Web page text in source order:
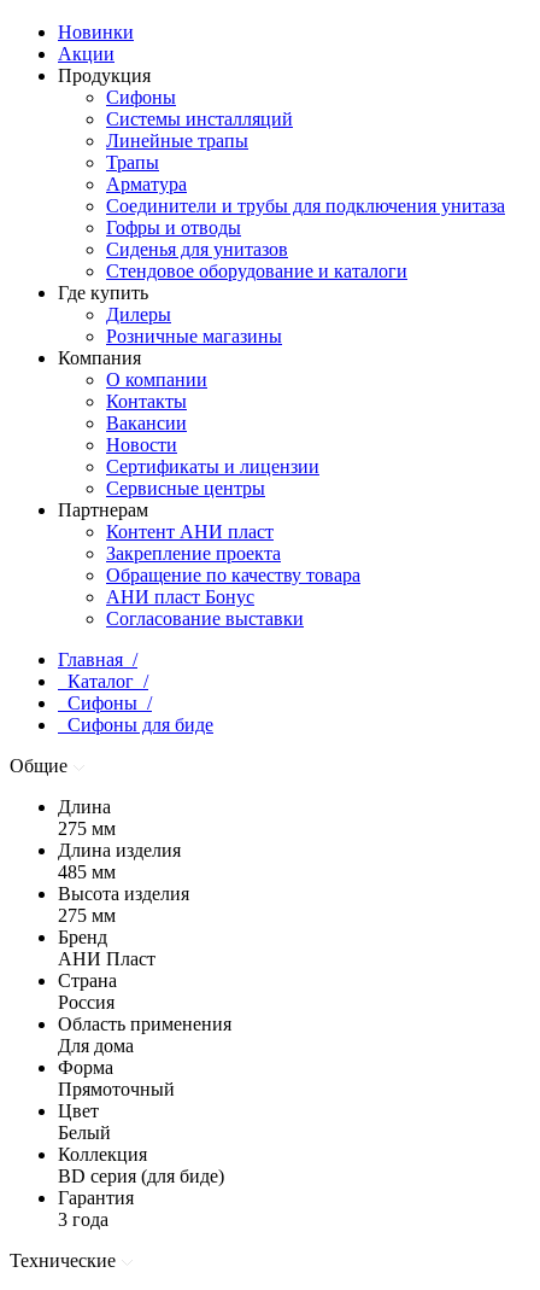
Новинки
Акции
Продукция
Сифоны
Системы инсталляций
Линейные трапы
Трапы
Арматура
Соединители и трубы для подключения унитаза
Гофры и отводы
Сиденья для унитазов
Стендовое оборудование и каталоги
Где купить
Дилеры
Розничные магазины
Компания
О компании
Контакты
Вакансии
Новости
Сертификаты и лицензии
Сервисные центры
Партнерам
Контент АНИ пласт
Закрепление проекта
Обращение по качеству товара
АНИ пласт Бонус
Согласование выставки
Главная /
Каталог /
Сифоны /
Сифоны для биде
Общие
Длина
275 мм
Длина изделия
485 мм
Высота изделия
275 мм
Бренд
АНИ Пласт
Страна
Россия
Область применения
Для дома
Форма
Прямоточный
Цвет
Белый
Коллекция
BD серия (для биде)
Гарантия
3 года
Технические